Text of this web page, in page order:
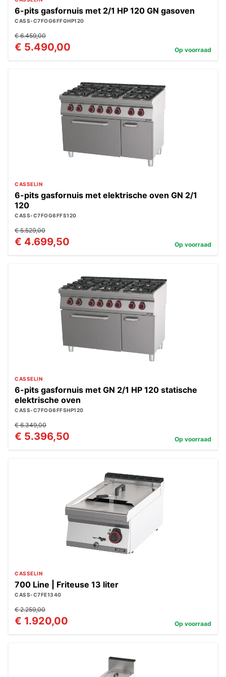
6-pits gasfornuis met 2/1 HP 120 GN gasoven
CASS-C7FOG6FFGHP120
€ 6.459,00
€ 5.490,00 Op voorraad
CASSELIN
6-pits gasfornuis met elektrische oven GN 2/1
120
CASS-C7FOG6FFS120
€ 5.529,00
€ 4.699,50 Op voorraad
CASSELIN
6-pits gasfornuis met GN 2/1 HP 120 statische
elektrische oven
CASS-C7FOG6FFSHP120
€ 6.349,00
€ 5.396,50 Op voorraad
CASSELIN
700 Line | Friteuse 13 liter
CASS-C7FE1340
€ 2.259,00
€ 1.920,00 Op voorraad